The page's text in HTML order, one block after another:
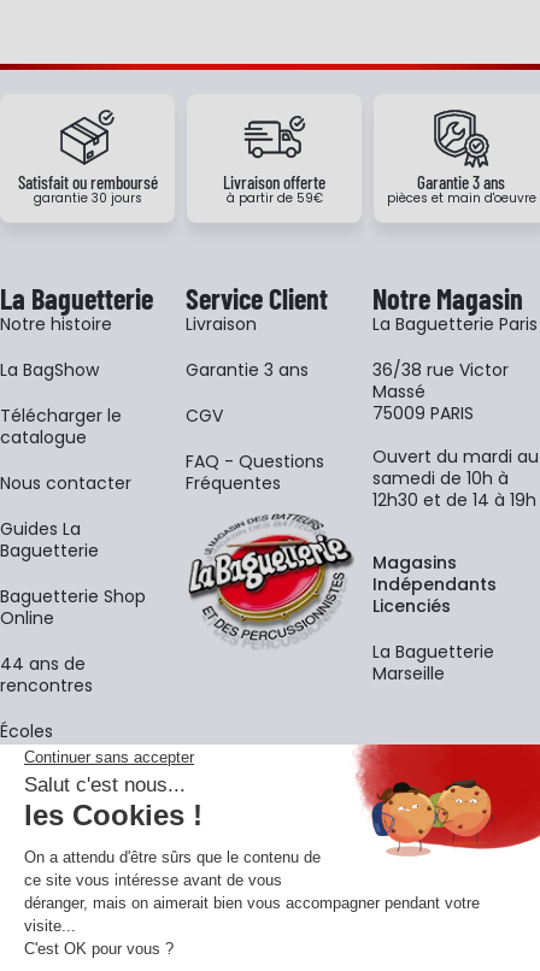
Satisfait ou remboursé
garantie 30 jours
Livraison offerte
à partir de 59€
Garantie 3 ans
pièces et main d'oeuvre
La Baguetterie
Notre histoire
La BagShow
​Télécharger le
catalogue
Nous contacter
Guides La
Baguetterie
Baguetterie Shop
Online
44 ans de
rencontres
Écoles
Service Client
Livraison
Garantie 3 ans
CGV
FAQ - Questions
Fréquentes
Notre Magasin
La Baguetterie Paris
36/38 rue Victor
Massé
75009 PARIS
Ouvert du mardi au
samedi de 10h à
12h30 et de 14 à 19h
Magasins
Indépendants
Licenciés
La Baguetterie
Marseille
La newsletter
Adresse e-mail
En vous inscrivant à notre newsletter, vous acceptez notre
confidentialité.
Retrouvons-nous sur